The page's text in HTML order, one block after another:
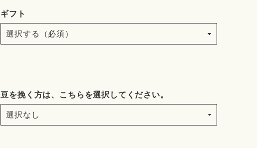
ギフト
豆を挽く方は、こちらを選択してください。